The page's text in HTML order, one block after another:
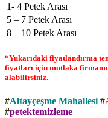
1- 4 Petek Arası
5 – 7 Petek Arası
8 – 10 Petek Arası
*Yukarıdaki fiyatlandırma
fiyatları için mutlaka
alabilirsiniz.
#Altayçeşme Mahallesi #
#petektemizleme